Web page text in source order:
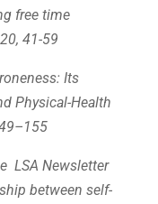
free time
41-59
Its
Physical-Health
LSA Newsletter
between self-